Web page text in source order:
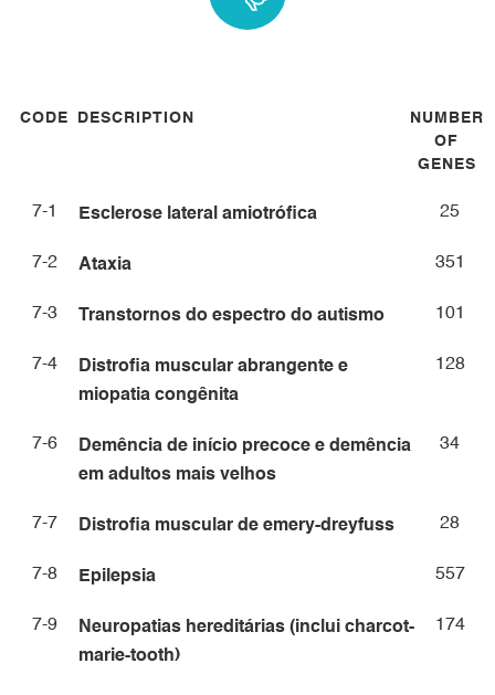
CODE DESCRIPTION
NUMBER
OF
GENES
7-1 Esclerose lateral amiotrófica 25
7-2 Ataxia 351
7-3 Transtornos do espectro do autismo 101
7-4
Distrofia muscular abrangente e
miopatia congênita
128
7-6
Demência de início precoce e demência
em adultos mais velhos
34
7-7 Distrofia muscular de emery-dreyfuss 28
7-8 Epilepsia 557
7-9
Neuropatias hereditárias (inclui charcot-
marie-tooth)
174